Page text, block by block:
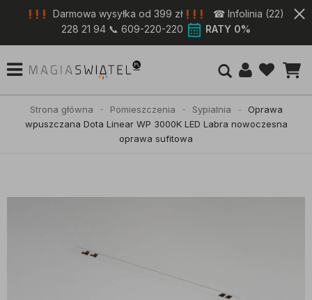
! ! ! Darmowa wysyłka od 399 zł ! ! !
☎ Infolinia (22)
228 21 94 📞 609-220-220
RATY 0%
Strona główna Pomieszczenia Sypialnia
Oprawa
wpuszczana Dota Linear WP 3000K LED Labra nowoczesna
oprawa sufitowa